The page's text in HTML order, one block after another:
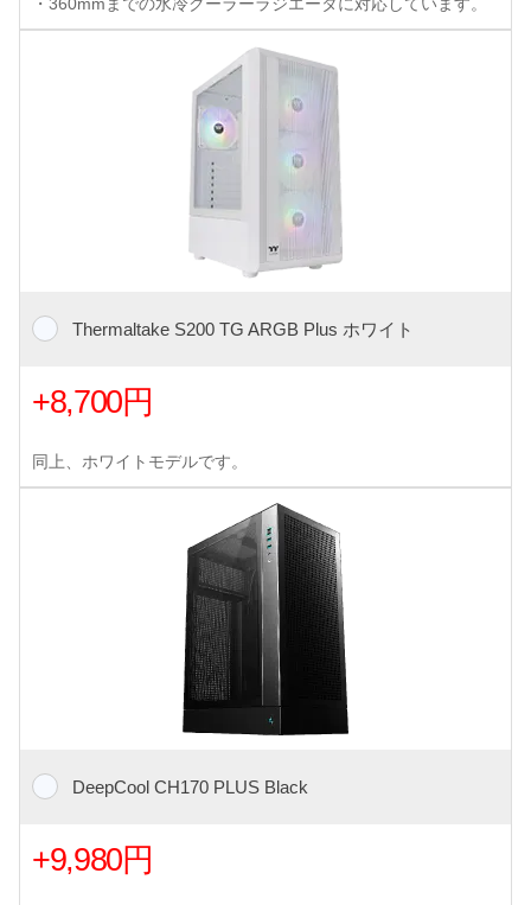
Thermaltake S200 TG ARGB Plus ホワイト
+8,700円
同上、ホワイトモデルです。
DeepCool CH170 PLUS Black
+9,980円